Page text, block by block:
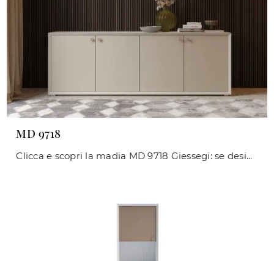
MD 9718
Clicca e scopri la madia MD 9718 Giessegi: se desideri mobili in laccato opaco per stanze moderne, questa è la scelta ideale per te!